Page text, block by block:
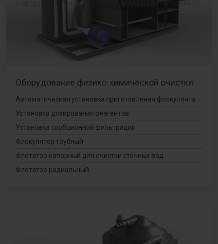
Оборудование физико-химической очистки
Автоматическая установка приготовления флокулянта
Установка дозирования реагентов
Установка сорбционной фильтрации
Флокулятор трубный
Флотатор напорный для очистки сточных вод
Флотатор радиальный